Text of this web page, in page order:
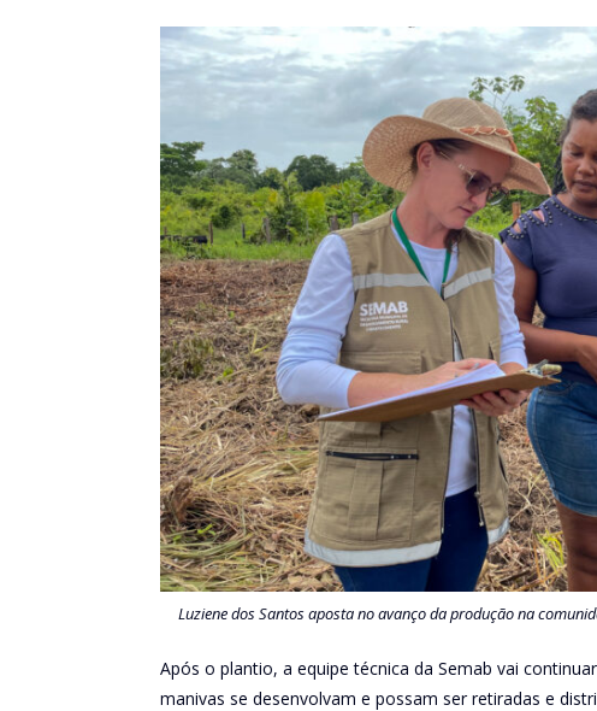
Luziene dos Santos aposta no avanço da produção na
Após o plantio, a equipe técnica da Semab vai
manivas se desenvolvam e possam ser retiradas e